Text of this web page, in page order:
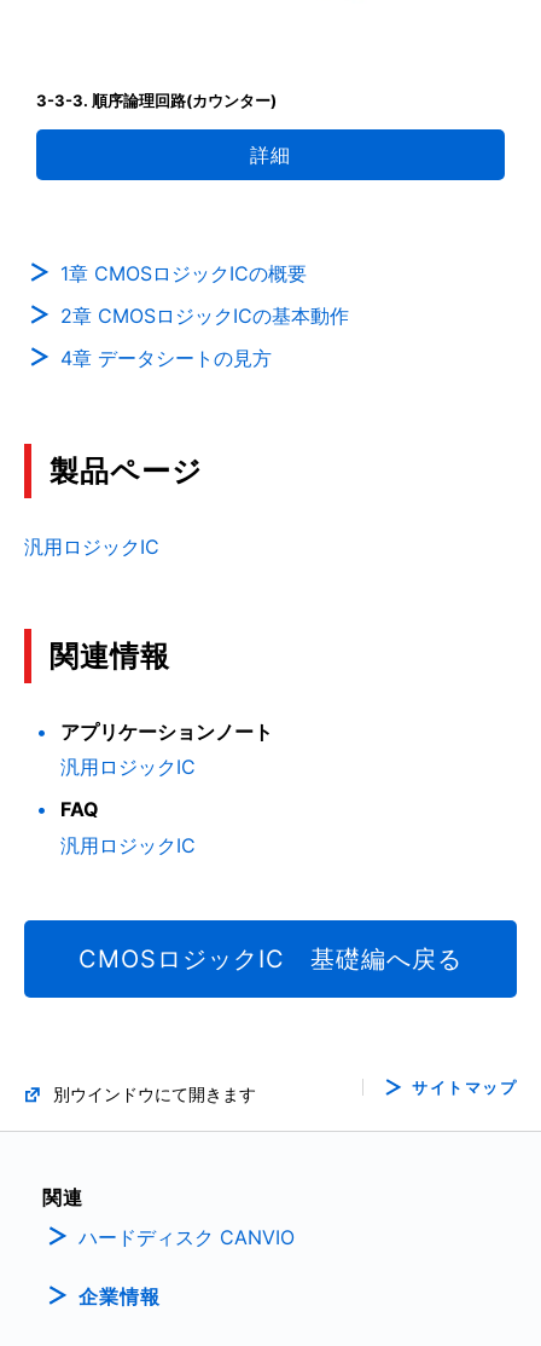
3-3-3. 順序論理回路(カウンター)
詳細
1章 CMOSロジックICの概要
2章 CMOSロジックICの基本動作
4章 データシートの見方
製品ページ
汎用ロジックIC
関連情報
アプリケーションノート
汎用ロジックIC
FAQ
汎用ロジックIC
CMOSロジックIC 基礎編へ戻る
別ウインドウにて開きます サイトマップ
関連
ハードディスク CANVIO
企業情報